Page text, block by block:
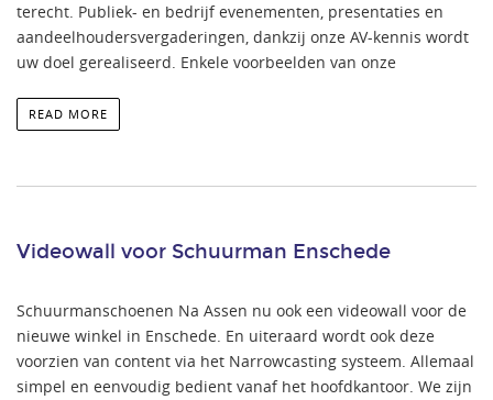
terecht. Publiek- en bedrijf evenementen, presentaties en
aandeelhoudersvergaderingen, dankzij onze AV-kennis wordt
uw doel gerealiseerd. Enkele voorbeelden van onze
READ MORE
Videowall voor Schuurman Enschede
Schuurmanschoenen Na Assen nu ook een videowall voor de
nieuwe winkel in Enschede. En uiteraard wordt ook deze
voorzien van content via het Narrowcasting systeem. Allemaal
simpel en eenvoudig bedient vanaf het hoofdkantoor. We zijn